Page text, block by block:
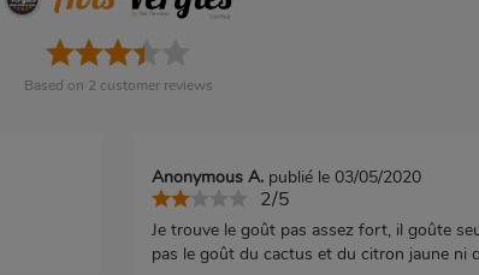
Based on 2 customer reviews
Anonymous A. publié le 03/05/2020
2/5
Je trouve le goût pas assez fort, il goûte
pas le goût du cactus et du citron jaune ni